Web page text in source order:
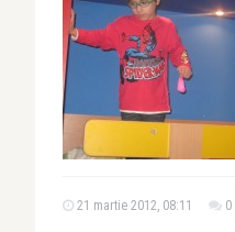
21 martie 2012, 08:11 0